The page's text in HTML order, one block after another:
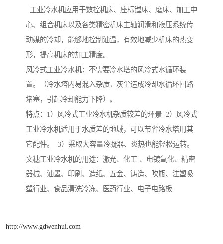
工业冷水机应用于数控机床、座标镗床、磨床、加工中
心、组合机床以及各类精密机床主轴润滑和液压系统传
动媒的冷却，能够地控制油温，有效地减少机床的热变
形，提高机床的加工精度。
风冷式工业冷水机：不需要冷水塔的风冷式水循环装
置。（冷水塔内易混入杂质，灰尘造成冷却水循环回路
堵塞，引起冷却能力下降）。
特点：1）风冷式工业冷水机杂质较差的环景 2）风冷式
工业冷水机适用于水质差的地域，可以节省冷水塔用其
它配件。 3）采取大容量冷凝器、炎热也能轻松运转。
文穗工业冷水机的用途：激光、化工 、电镀氧化、精密
器械、油墨、印刷、造纸、五金、铸造、吹瓶、注塑吸
塑行业、食品清洗冷冻、医药行业、电子电路板
http://www.gdwenhui.com